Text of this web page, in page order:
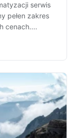
serwis
pełen zakres
cenach....